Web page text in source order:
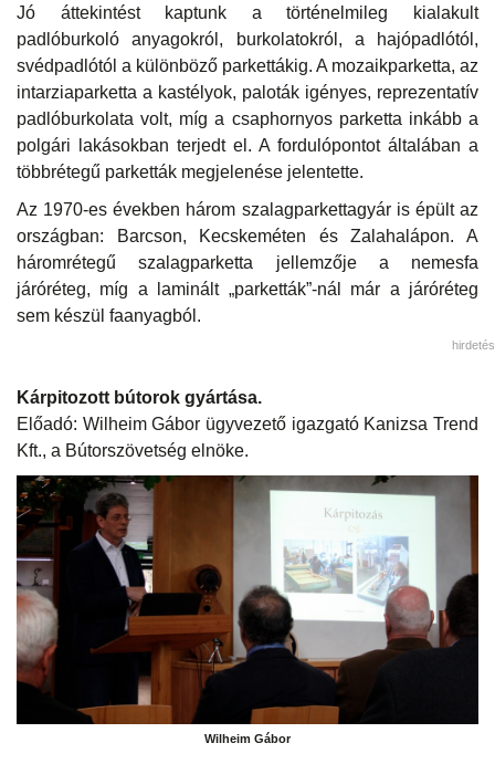
Jó áttekintést kaptunk a történelmileg kialakult
padlóburkoló anyagokról, burkolatokról, a hajópadlótól,
svédpadlótól a különböző parkettákig. A mozaikparketta, az
intarziaparketta a kastélyok, paloták igényes, reprezentatív
padlóburkolata volt, míg a csaphornyos parketta inkább a
polgári lakásokban terjedt el. A fordulópontot általában a
többrétegű parketták megjelenése jelentette.
Az 1970-es években három szalagparkettagyár is épült az
országban: Barcson, Kecskeméten és Zalahalápon. A
háromrétegű szalagparketta jellemzője a nemesfa
járóréteg, míg a laminált „parketták”-nál már a járóréteg
sem készül faanyagból.
hirdetés
Kárpitozott bútorok gyártása.
Előadó: Wilheim Gábor ügyvezető igazgató Kanizsa Trend
Kft., a Bútorszövetség elnöke.
Wilheim Gábor